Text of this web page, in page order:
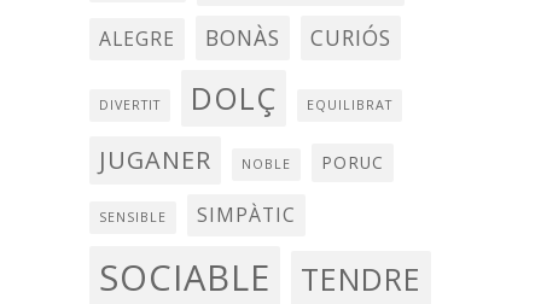
ALEGRE BONÀS CURIÓS
DIVERTIT DOLÇ EQUILIBRAT
JUGANER NOBLE PORUC
SENSIBLE SIMPÀTIC
SOCIABLE TENDRE